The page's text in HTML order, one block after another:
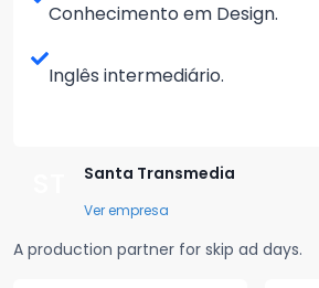
Conhecimento em Design.
Inglês intermediário.
Santa Transmedia
Ver empresa
A production partner for skip ad days.